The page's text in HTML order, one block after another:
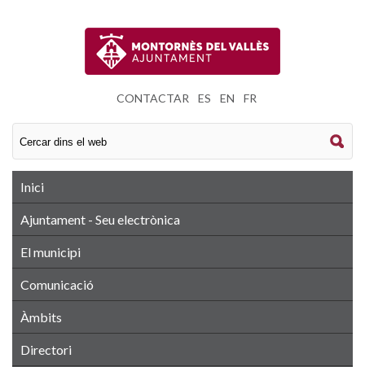
CONTACTAR ES EN FR
Inici
Ajuntament - Seu electrònica
El municipi
Comunicació
Àmbits
Directori